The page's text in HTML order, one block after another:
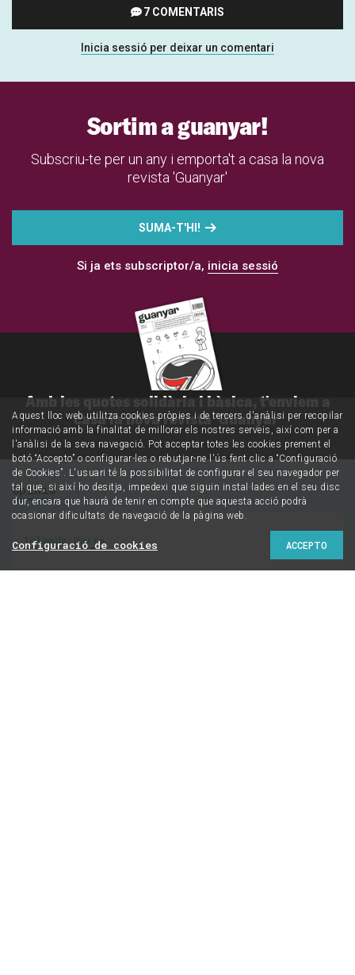
7 COMENTARIS
Inicia sessió per deixar un comentari
Sortim a guanyar!
Subscriu-te per un any i emporta't a casa la nova
revista 'Guanyar'
SUMA-T'HI!
Si ja ets subscriptor/a, inicia sessió
Amb les quotes solidària i bàsica, t'enviem a
casa la nova revista 'Guanyar'
Opinió
Iolanda Parra
David Casassas:
Aquest lloc web utilitza cookies pròpies i de tercers d'anàlisi per recopilar
informació amb la finalitat de millorar els nostres serveis, així com per a
l'anàlisi de la seva navegació. Pot acceptar totes les cookies prement el
botó “Accepto” o configurar-les o rebutjar-ne l'ús fent clic a “Configuració
de Cookies”. L'usuari té la possibilitat de configurar el seu navegador per
tal que, si així ho desitja, impedexi que siguin instal·lades en el seu disc
dur, encara que haurà de tenir en compte que aquesta acció podrà
ocasionar dificultats de navegació de la pàgina web.
ACCEPTO
Configuració de cookies